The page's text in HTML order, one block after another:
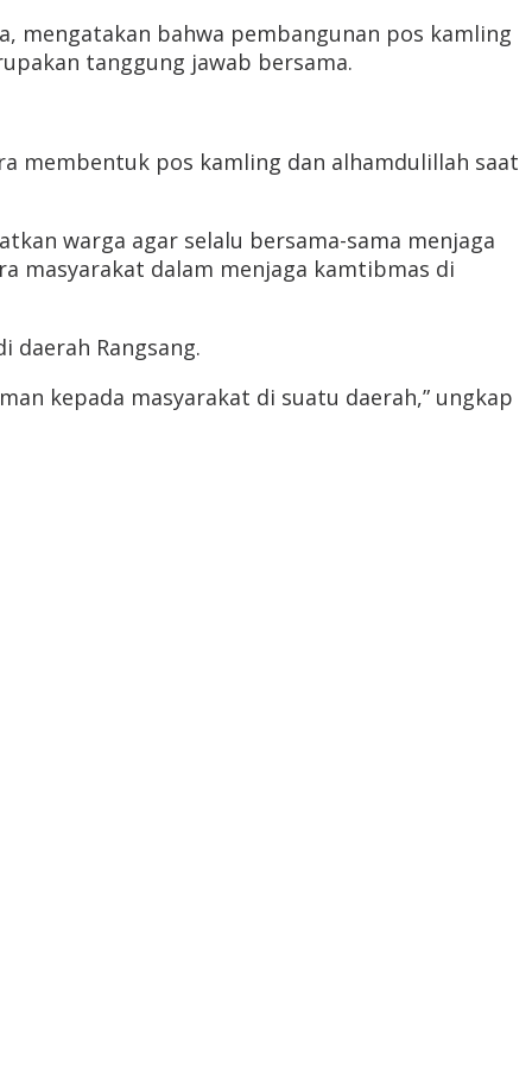
mengatakan bahwa pembangunan pos kamling
tanggung jawab bersama.
membentuk pos kamling dan alhamdulillah saat
warga agar selalu bersama-sama menjaga
masyarakat dalam menjaga kamtibmas di
daerah Rangsang.
kepada masyarakat di suatu daerah,” ungkap